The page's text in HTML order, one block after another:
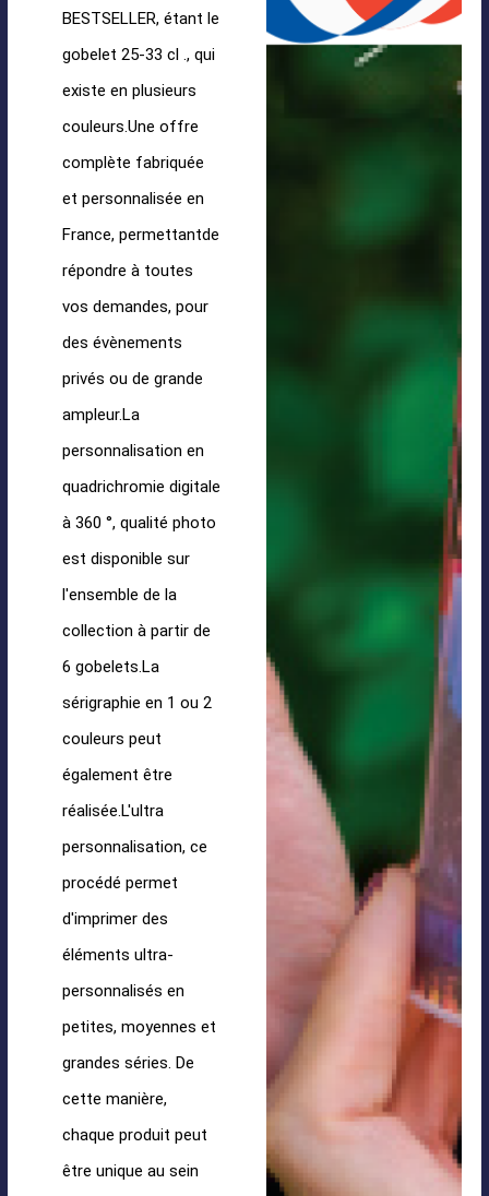
BESTSELLER, étant le
gobelet 25-33 cl ., qui
existe en plusieurs
couleurs.Une offre
complète fabriquée
et personnalisée en
France, permettantde
répondre à toutes
vos demandes, pour
des évènements
privés ou de grande
ampleur.La
personnalisation en
quadrichromie digitale
à 360 °, qualité photo
est disponible sur
l'ensemble de la
collection à partir de
6 gobelets.La
sérigraphie en 1 ou 2
couleurs peut
également être
réalisée.L'ultra
personnalisation, ce
procédé permet
d'imprimer des
éléments ultra-
personnalisés en
petites, moyennes et
grandes séries. De
cette manière,
chaque produit peut
être unique au sein